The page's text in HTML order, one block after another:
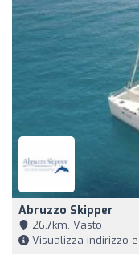
Abruzzo Skipper
26,7km, Vasto
Visualizza indirizzo